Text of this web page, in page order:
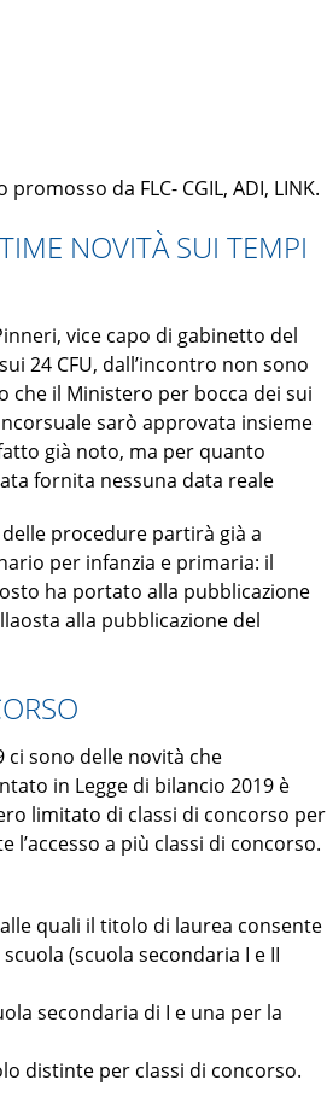
da FLC- CGIL, ADI, LINK.
NOVITÀ SUI TEMPI
vice capo di gabinetto del
24 CFU, dall’incontro non sono
che il Ministero per bocca dei sui
sarò approvata insieme
già noto, ma per quanto
fornita nessuna data reale
procedure partirà già a
per infanzia e primaria: il
ha portato alla pubblicazione
alla pubblicazione del
sono delle novità che
in Legge di bilancio 2019 è
limitato di classi di concorso per
a più classi di concorso.
quali il titolo di laurea consente
(scuola secondaria I e II
secondaria di I e una per la
distinte per classi di concorso.